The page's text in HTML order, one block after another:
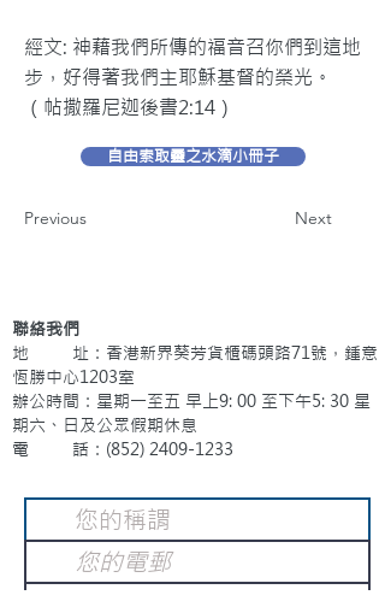
經文: 神藉我們所傳的福音召你們到這地
步，好得著我們主耶穌基督的榮光。
（帖撒羅尼迦後書2:14）
自由索取靈之水滴小冊子
Previous Next
聯絡我們
地 址：香港新界葵芳貨櫃碼頭路71號，鍾意
恆勝中心1203室
辦公時間：星期一至五 早上9: 00 至下午5: 30 星
期六、日及公眾假期休息
電 話：(852) 2409-1233